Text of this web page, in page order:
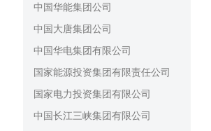
中国华能集团公司
中国大唐集团公司
中国华电集团有限公司
国家能源投资集团有限责任公司
国家电力投资集团有限公司
中国长江三峡集团有限公司